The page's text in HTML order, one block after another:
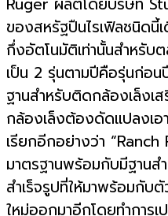
ของสหรัฐปืนไรเฟิลชนิดนี้
กึ่งอัตโนมัติเท่านั้นสำหรับ
เป็น 2 รุ่นตามปีคือรุ่นก่อ
ฐานสำหรับติดกล้องเล็งเ
กล้องเล็งต้องดัดแปลงเ
เรียกอีกอย่างว่า
มาตรฐานพร้อมกับมีฐานส
สำเร็จรูปที่ให้มาพร้อมกั
ใหม่ออกมาอีกโดยทำการ